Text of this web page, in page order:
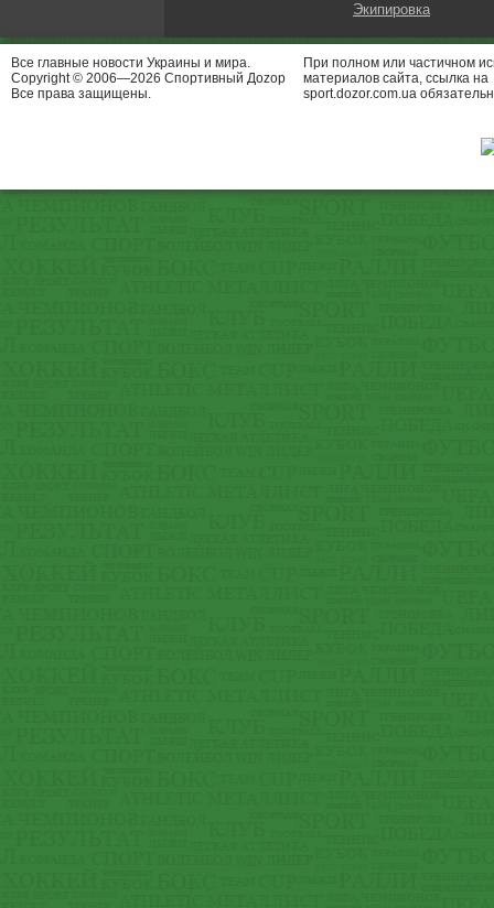
Экипировка
Все главные новости Украины и мира.
Copyright © 2006—2026 Спортивный Доzор
Все права защищены.
При полном или частичном
материалов сайта, ссылка на
sport.dozor.com.ua